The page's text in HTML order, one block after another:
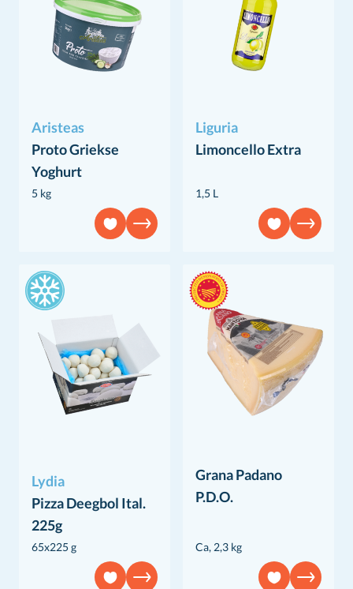
Aristeas
Proto Griekse
Yoghurt
5 kg
Liguria
Limoncello Extra
1,5 L
Lydia
Pizza Deegbol Ital.
225g
65x225 g
Grana Padano
P.D.O.
Ca, 2,3 kg